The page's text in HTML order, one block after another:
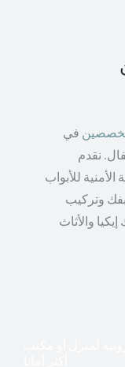
في
نقدم
للأبواب
وتركيب
والأثاث